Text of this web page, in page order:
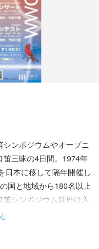
ンポジウムやオープニ
笛三昧の4日間。1974年
日本に移して隔年開催し
国と地域から180名以上
シンポジウム以外は入